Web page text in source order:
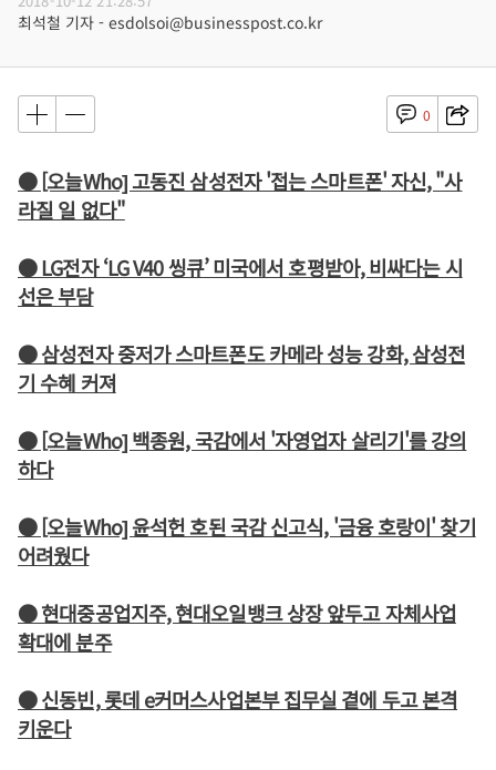
최석철 기자 - esdolsoi@businesspost.co.kr
0
● [오늘Who] 고동진 삼성전자 '접는 스마트폰' 자신, "사
라질 일 없다"
● LG전자 ‘LG V40 씽큐’ 미국에서 호평받아, 비싸다는 시
선은 부담
● 삼성전자 중저가 스마트폰도 카메라 성능 강화, 삼성전
기 수혜 커져
● [오늘Who] 백종원, 국감에서 '자영업자 살리기'를 강의
하다
● [오늘Who] 윤석헌 호된 국감 신고식, '금융 호랑이' 찾기
어려웠다
● 현대중공업지주, 현대오일뱅크 상장 앞두고 자체사업
확대에 분주
● 신동빈, 롯데 e커머스사업본부 집무실 곁에 두고 본격
키운다